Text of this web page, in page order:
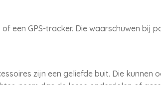
een GPS-tracker. Die waarschuwen bij
zijn een geliefde buit. Die kunnen